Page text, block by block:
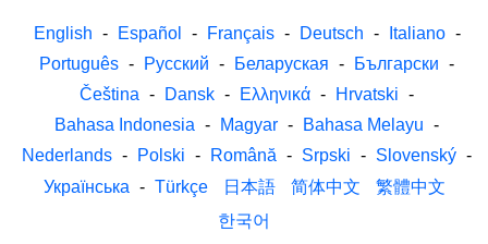
English - Español - Français - Deutsch - Italiano -
Português - Русский - Беларуская - Български -
Čeština - Dansk - Ελληνικά - Hrvatski -
Bahasa Indonesia - Magyar - Bahasa Melayu -
Nederlands - Polski - Română - Srpski - Slovenský -
Українська - Türkçe 日本語 简体中文
繁體中文
한국어